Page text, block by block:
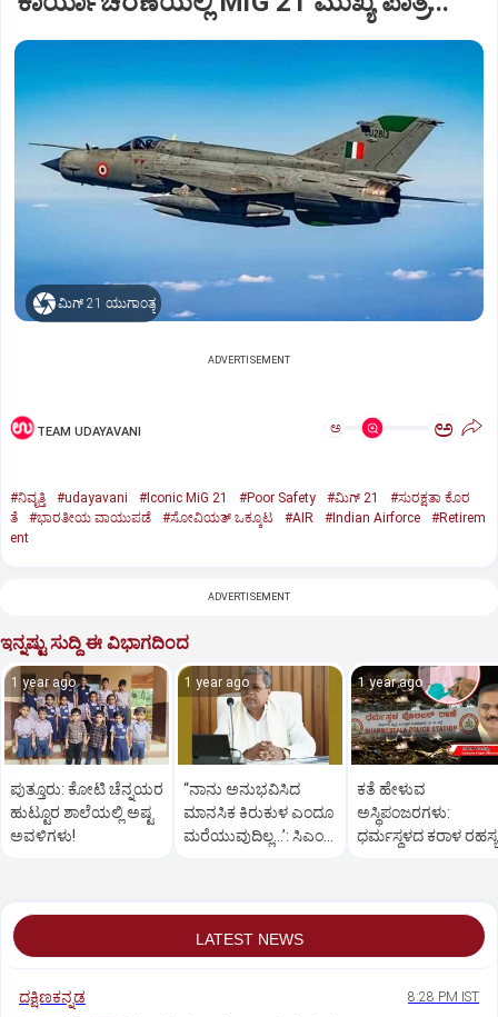
ಮಿಗ್‌ 21 ಯುಗಾಂತ್ಯ
ADVERTISEMENT
TEAM UDAYAVANI ಅ ಅ
#ನಿವೃತ್ತಿ #udayavani #Iconic MiG 21 #Poor Safety #ಮಿಗ್‌ 21
#ಸುರಕ್ಷತಾ ಕೊರ
ತೆ
#ಭಾರತೀಯ ವಾಯುಪಡೆ #ಸೋವಿಯತ್‌ ಒಕ್ಕೂಟ #AIR #Indian Airforce
#Retirem
ent
ADVERTISEMENT
ಇನ್ನಷ್ಟು ಸುದ್ದಿ ಈ ವಿಭಾಗದಿಂದ
1 year ago
ಪುತ್ತೂರು: ಕೋಟಿ ಚೆನ್ನಯರ
ಹುಟ್ಟೂರ ಶಾಲೆಯಲ್ಲಿ ಅಷ್ಟ
ಅವಳಿಗಳು!
1 year ago
“ನಾನು ಅನುಭವಿಸಿದ
ಮಾನಸಿಕ ಕಿರುಕುಳ ಎಂದೂ
ಮರೆಯುವುದಿಲ್ಲ…’: ಸಿಎಂ
1 year ago
ಕತೆ ಹೇಳುವ
ಅಸ್ಥಿಪಂಜರಗಳು:
ಧರ್ಮಸ್ಥಳದ‌ ಕರಾಳ ರಹಸ್ಯ
LATEST NEWS
ದಕ್ಷಿಣಕನ್ನಡ 8:28 PM IST